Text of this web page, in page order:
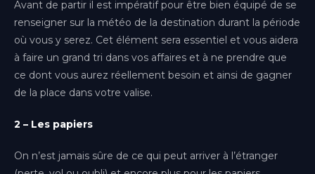
Genève
(Gaillard)
Lille
Hauts-de-France
Auvergne-Rhône-Alpes
Metz
Grand Est
Avant de partir il est impératif pour être bien équipé de se
renseigner sur la météo de la destination durant la période
où vous y serez. Cet élément sera essentiel et vous aidera
à faire un grand tri dans vos affaires et à ne prendre que
ce dont vous aurez réellement besoin et ainsi de gagner
de la place dans votre valise.
2 – Les papiers
On n’est jamais sûre de ce qui peut arriver à l’étranger